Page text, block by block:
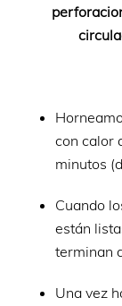
con calor
minutos
Cuando
están
terminan
Una vez